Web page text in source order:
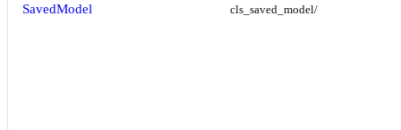
SavedModel
cls_saved_model/